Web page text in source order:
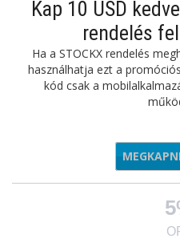
Kap 10 USD
rendelés
Ha a STOCKX rendelés
használhatja ezt a
kód csak a